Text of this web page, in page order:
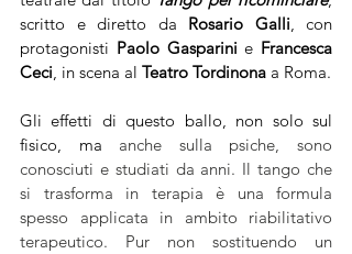
scritto e diretto da Rosario Galli, con
protagonisti Paolo Gasparini e Francesca
Ceci, in scena al Teatro Tordinona a Roma.
Gli effetti di questo ballo, non solo sul
fisico, ma anche sulla psiche, sono
conosciuti e studiati da anni. Il tango che
si trasforma in terapia è una formula
spesso applicata in ambito riabilitativo
terapeutico. Pur non sostituendo un